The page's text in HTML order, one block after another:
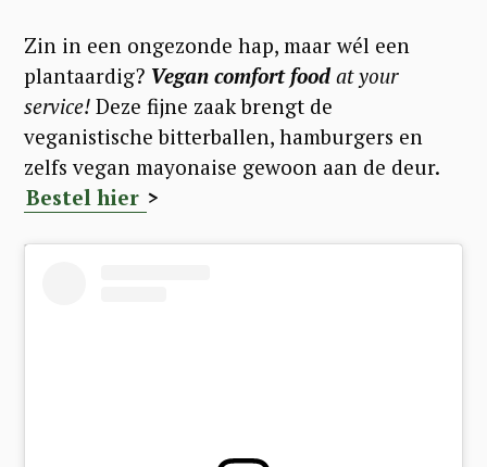
Zin in een ongezonde hap, maar wél een
plantaardig? Vegan comfort foodat your
service! Deze fijne zaak brengt de
veganistische bitterballen, hamburgers en
zelfs vegan mayonaise gewoon aan de deur.
Bestel hier >